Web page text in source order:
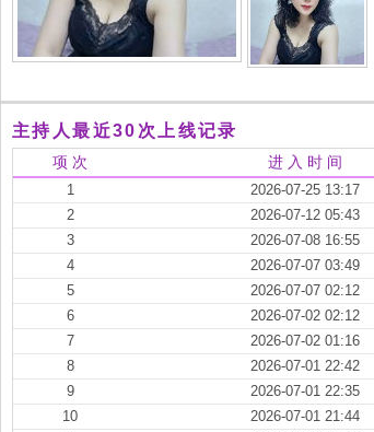
主持人最近30次上线记录
项 次 进 入 时 间
1 2026-07-25 13:17
2
2026-07-12 05:43
3
2026-07-08 16:55
4
2026-07-07 03:49
5
2026-07-07 02:12
6
2026-07-02 02:12
7
2026-07-02 01:16
8
2026-07-01 22:42
9
2026-07-01 22:35
10
2026-07-01 21:44